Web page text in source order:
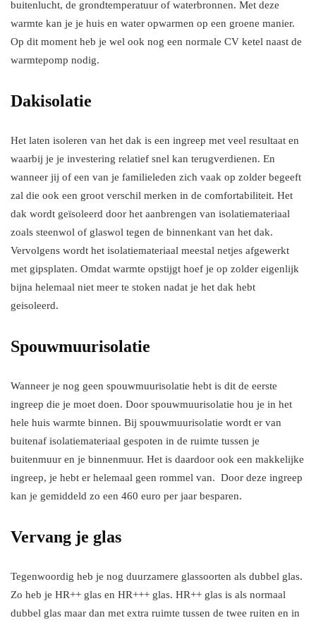
buitenlucht, de grondtemperatuur of waterbronnen. Met deze
warmte kan je je huis en water opwarmen op een groene manier.
Op dit moment heb je wel ook nog een normale CV ketel naast de
warmtepomp nodig.
Dakisolatie
Het laten isoleren van het dak is een ingreep met veel resultaat en
waarbij je je investering relatief snel kan terugverdienen. En
wanneer jij of een van je familieleden zich vaak op zolder begeeft
zal die ook een groot verschil merken in de comfortabiliteit. Het
dak wordt geïsoleerd door het aanbrengen van isolatiemateriaal
zoals steenwol of glaswol tegen de binnenkant van het dak.
Vervolgens wordt het isolatiemateriaal meestal netjes afgewerkt
met gipsplaten. Omdat warmte opstijgt hoef je op zolder eigenlijk
bijna helemaal niet meer te stoken nadat je het dak hebt
geisoleerd.
Spouwmuurisolatie
Wanneer je nog geen spouwmuurisolatie hebt is dit de eerste
ingreep die je moet doen. Door spouwmuurisolatie hou je in het
hele huis warmte binnen. Bij spouwmuurisolatie wordt er van
buitenaf isolatiemateriaal gespoten in de ruimte tussen je
buitenmuur en je binnenmuur. Het is daardoor ook een makkelijke
ingreep, je hebt er helemaal geen rommel van. Door deze ingreep
kan je gemiddeld zo een 460 euro per jaar besparen.
Vervang je glas
Tegenwoordig heb je nog duurzamere glassoorten als dubbel glas.
Zo heb je HR++ glas en HR+++ glas. HR++ glas is als normaal
dubbel glas maar dan met extra ruimte tussen de twee ruiten en in